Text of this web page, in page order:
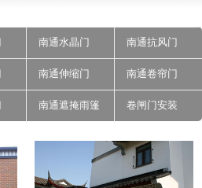
南通水晶门 南通抗风门
南通伸缩门 南通卷帘门
南通遮掩雨篷 卷闸门安装